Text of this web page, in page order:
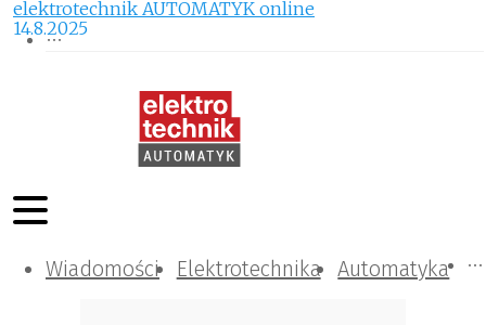
Wiadomości Elektrotechnika Automatyka
Komunikacja i IT
Kontrola
Tematy specjalne
elektrotechnik AUTOMATYK online
14.8.2025